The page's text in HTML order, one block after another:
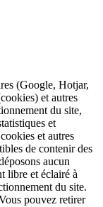
(Google, Hotjar,
et autres
du site,
et
et autres
de contenir des
aucun
libre et éclairé à
du site.
pouvez retirer